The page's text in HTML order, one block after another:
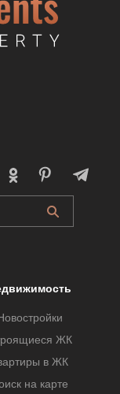
ЖК
в ЖК
на карте